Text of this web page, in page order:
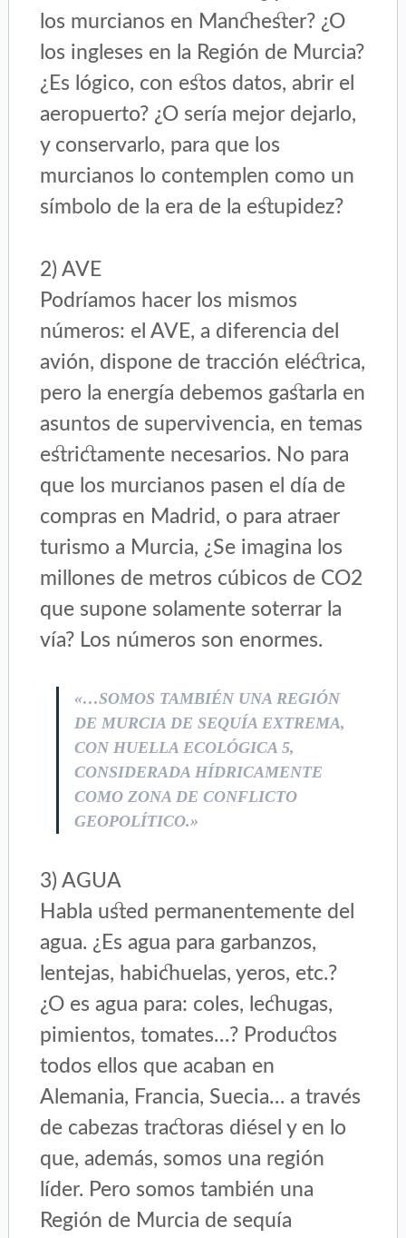
los murcianos en Manchester? ¿O
los ingleses en la Región de Murcia?
¿Es lógico, con estos datos, abrir el
aeropuerto? ¿O sería mejor dejarlo,
y conservarlo, para que los
murcianos lo contemplen como un
símbolo de la era de la estupidez?
2) AVE
Podríamos hacer los mismos
números: el AVE, a diferencia del
avión, dispone de tracción eléctrica,
pero la energía debemos gastarla en
asuntos de supervivencia, en temas
estrictamente necesarios. No para
que los murcianos pasen el día de
compras en Madrid, o para atraer
turismo a Murcia, ¿Se imagina los
millones de metros cúbicos de CO2
que supone solamente soterrar la
vía? Los números son enormes.
«…SOMOS TAMBIÉN UNA REGIÓN
DE MURCIA DE SEQUÍA EXTREMA,
CON HUELLA ECOLÓGICA 5,
CONSIDERADA HÍDRICAMENTE
COMO ZONA DE CONFLICTO
GEOPOLÍTICO.»
3) AGUA
Habla usted permanentemente del
agua. ¿Es agua para garbanzos,
lentejas, habichuelas, yeros, etc.?
¿O es agua para: coles, lechugas,
pimientos, tomates…? Productos
todos ellos que acaban en
Alemania, Francia, Suecia… a través
de cabezas tractoras diésel y en lo
que, además, somos una región
líder. Pero somos también una
Región de Murcia de sequía